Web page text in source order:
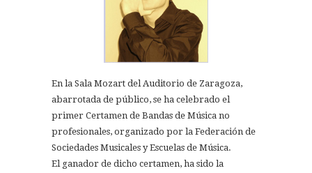
En la Sala Mozart del Auditorio de Zaragoza,
abarrotada de público, se ha celebrado el
primer Certamen de Bandas de Música no
profesionales, organizado por la Federación de
Sociedades Musicales y Escuelas de Música.
El ganador de dicho certamen, ha sido la